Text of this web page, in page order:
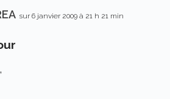
sur 6 janvier 2009 à 21 h 21 min